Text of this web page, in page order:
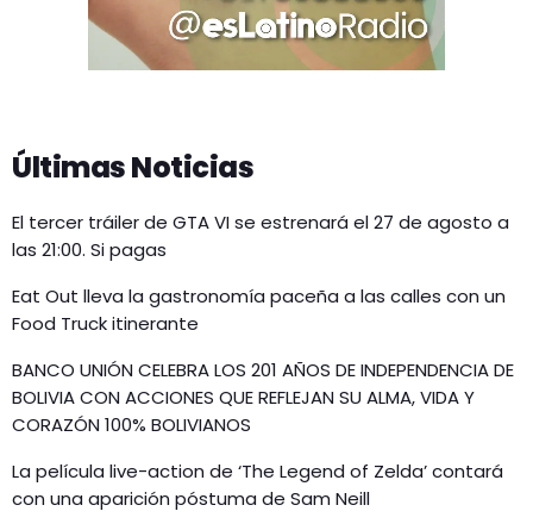
Últimas Noticias
El tercer tráiler de GTA VI se estrenará el 27 de agosto a
las 21:00. Si pagas
Eat Out lleva la gastronomía paceña a las calles con un
Food Truck itinerante
BANCO UNIÓN CELEBRA LOS 201 AÑOS DE INDEPENDENCIA DE
BOLIVIA CON ACCIONES QUE REFLEJAN SU ALMA, VIDA Y
CORAZÓN 100% BOLIVIANOS
La película live-action de ‘The Legend of Zelda’ contará
con una aparición póstuma de Sam Neill